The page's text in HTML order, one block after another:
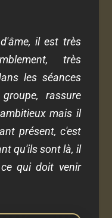
il est très
très
les séances
rassure
mais il
présent, c'est
qu'ils sont là, il
qui doit venir